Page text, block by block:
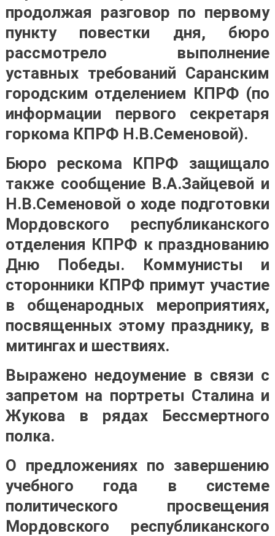
продолжая разговор по первому
пункту повестки дня, бюро
рассмотрело выполнение
уставных требований Саранским
городским отделением КПРФ (по
информации первого секретаря
горкома КПРФ Н.В.Семеновой).
Бюро рескома КПРФ защищало
также сообщение В.А.Зайцевой и
Н.В.Семеновой о ходе подготовки
Мордовского республиканского
отделения КПРФ к празднованию
Дню Победы. Коммунисты и
сторонники КПРФ примут участие
в общенародных мероприятиях,
посвященных этому празднику, в
митингах и шествиях.
Выражено недоумение в связи с
запретом на портреты Сталина и
Жукова в рядах Бессмертного
полка.
О предложениях по завершению
учебного года в системе
политического просвещения
Мордовского республиканского